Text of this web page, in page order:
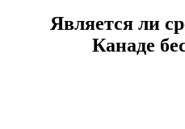
Является ли
Канаде